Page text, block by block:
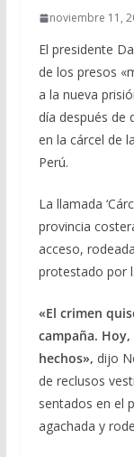
noviembre 11,
El presidente
de los presos
a la nueva
día después de
en la cárcel de
Perú.
La llamada
provincia
acceso,
protestado por
«El crimen
campaña.
hechos», dijo
de reclusos
sentados en el
agachada y